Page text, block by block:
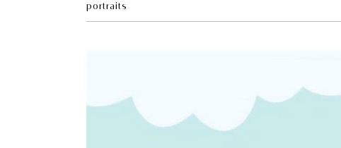
portraits